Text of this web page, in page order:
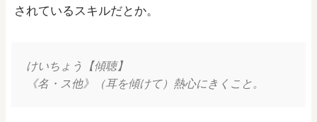
されているスキルだとか。
けいちょう【傾聴】
《名・ス他》（耳を傾けて）熱心にきくこと。